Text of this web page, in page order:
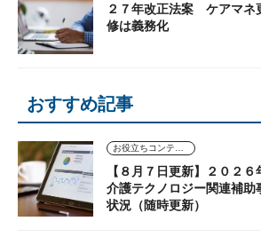
２７年改正法案 ケアマ
修は義務化
おすすめ記事
【８月７日更新】２０２
介護テクノロジー関連補
状況（随時更新）